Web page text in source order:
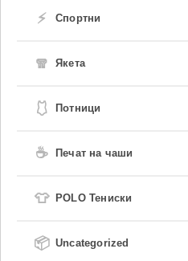
⚡ Спортни
🧣 Якета
🩱 Потници
☕ Печат на чаши
👕 POLO Тениски
📦 Uncategorized